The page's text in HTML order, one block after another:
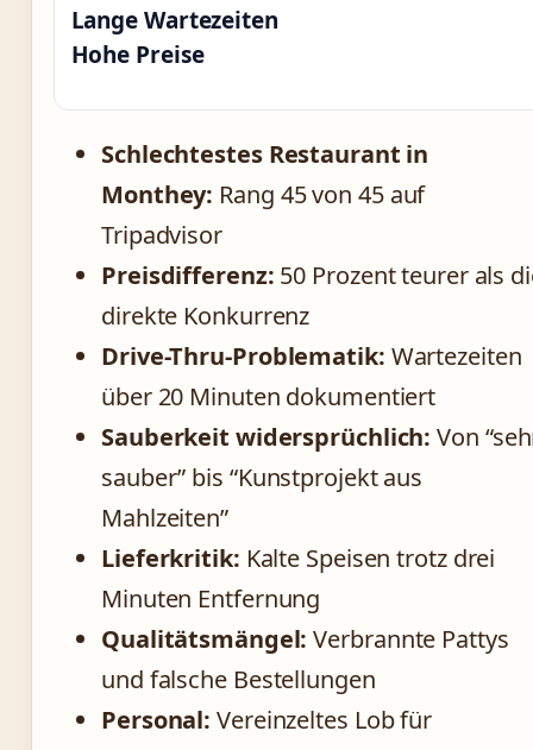
Lange Wartezeiten
Hohe Preise
Schlechtestes Restaurant in
Monthey: Rang 45 von 45 auf
Tripadvisor
Preisdifferenz: 50 Prozent teurer als
direkte Konkurrenz
Drive-Thru-Problematik: Wartezeiten
über 20 Minuten dokumentiert
Sauberkeit widersprüchlich: Von
sauber” bis “Kunstprojekt aus
Mahlzeiten”
Lieferkritik: Kalte Speisen trotz drei
Minuten Entfernung
Qualitätsmängel: Verbrannte Pattys
und falsche Bestellungen
Personal: Vereinzeltes Lob für